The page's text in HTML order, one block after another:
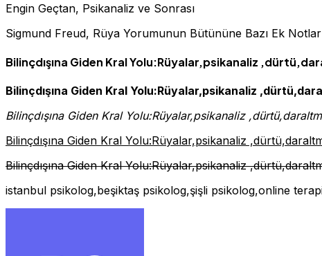
Engin Geçtan, Psikanaliz ve Sonrası
Sigmund Freud, Rüya Yorumunun Bütününe Bazı Ek Notlar
Bilinçdışına Giden Kral Yolu:Rüyalar,psikanaliz
Bilinçdışına Giden Kral Yolu:Rüyalar,psikanaliz
Bilinçdışına Giden Kral Yolu:Rüyalar,psikanaliz
Bilinçdışına Giden Kral Yolu:Rüyalar,psikanaliz
Bilinçdışına Giden Kral Yolu:Rüyalar,psikanaliz
istanbul psikolog,beşiktaş psikolog,şişli psikolog,online